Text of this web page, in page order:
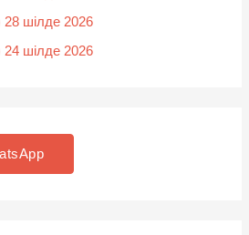
шілде 2026
шілде 2026